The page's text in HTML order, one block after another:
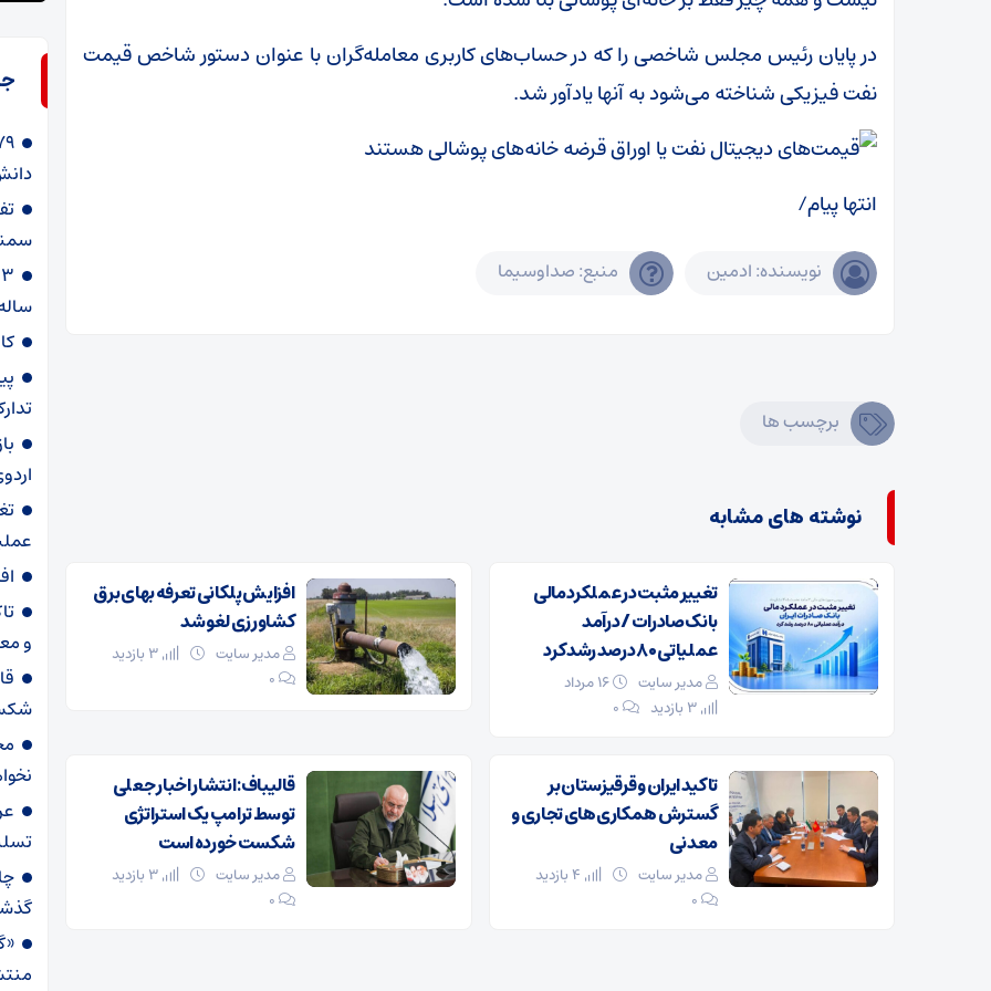
در پایان رئیس مجلس شاخصی را که در حساب‌های کاربری معامله‌گران با عنوان دستور شاخص قیمت
نفت فیزیکی شناخته می‌شود به آنها یادآور شد.
انتها پیام/
نویسنده: ادمین منبع: صداوسیما
برچسب ها
نوشته های مشابه
تغییر مثبت در عملکرد مالی
بانک صادرات / درآمد
عملیاتی ۸۰ درصد رشد کرد
مدیر سایت
۰
افزایش پلکانی تعرفه بهای برق
کشاورزی لغو شد
مدیر سایت
3 بازدید
۰
تاکید ایران و قرقیزستان بر
گسترش همکاری‌های تجاری و
معدنی
مدیر سایت
۰
قالیباف: انتشار اخبار جعلی
توسط ترامپ یک استراتژی
شکست خورده است
مدیر سایت
3 بازدید
۰
عملیاتی
و